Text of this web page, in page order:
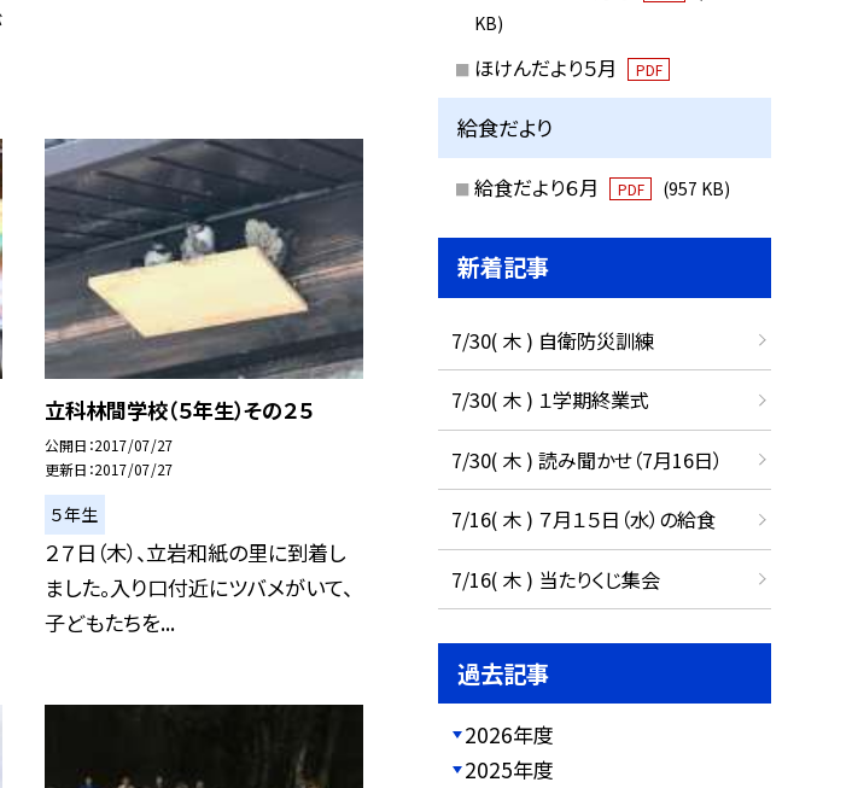
立科林間学校（５年生）その２５
公開日 2017/07/27
更新日 2017/07/27
５年生
２７日（木）、立岩和紙の里に到着し
ました。入り口付近にツバメがいて、
子どもたちを...
KB)
ほけんだより５月 PDF
給食だより
給食だより６月 PDF (957 KB)
新着記事
7/30( 木 ) 自衛防災訓練
7/30( 木 ) １学期終業式
7/30( 木 ) 読み聞かせ（7月16日）
7/16( 木 ) ７月１５日（水）の給食
7/16( 木 ) 当たりくじ集会
過去記事
2026年度
2025年度